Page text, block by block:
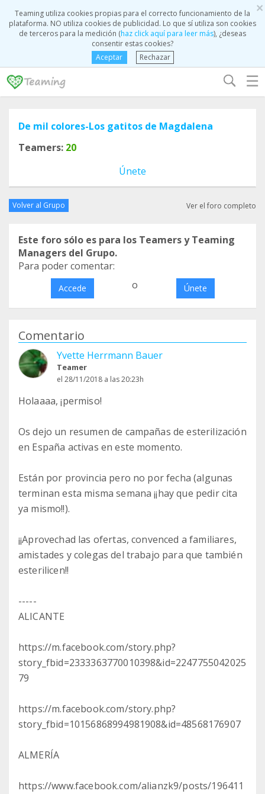
×
Teaming utiliza cookies propias para el correcto funcionamiento de la
plataforma. NO utiliza cookies de publicidad. Lo que sí utiliza son cookies
de terceros para la medición (haz click aquí para leer más), ¿deseas
consentir estas cookies?
Aceptar
Rechazar
☰
De mil colores-Los gatitos de Magdalena
Teamers: 20
Únete
Volver al Grupo Ver el foro completo
Este foro sólo es para los Teamers y Teaming
Managers del Grupo.
Para poder comentar:
Accede o Únete
Comentario
Yvette Herrmann Bauer
Teamer
el 28/11/2018 a las 20:23h
Holaaaa, ¡permiso!
Os dejo un resumen de campañas de esterilización
en España activas en este momento.
Están por provincia pero no por fecha (algunas
terminan esta misma semana ¡¡hay que pedir cita
ya mismo!!).
¡¡Aprovechad las ofertas, convenced a familiares,
amistades y colegas del trabajo para que también
esterilicen!!
-----
ALICANTE
https://m.facebook.com/story.php?
story_fbid=2333363770010398&id=2247755042025
79
https://m.facebook.com/story.php?
story_fbid=10156868994981908&id=48568176907
ALMERÍA
https://www.facebook.com/alianzk9/posts/196411